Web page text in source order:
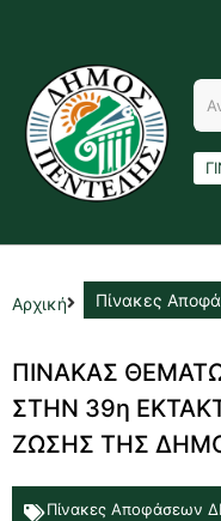
Αρχική Πίνακες
ΠΙΝΑΚΑΣ
ΣΤΗΝ 39η
ΖΩΣΗΣ ΤΗΣ
Πίνακες Αποφάσεων